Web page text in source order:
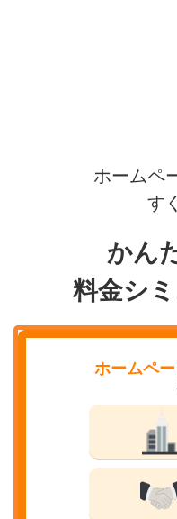
ホームペ
す
かん
料金シ
ホームペ